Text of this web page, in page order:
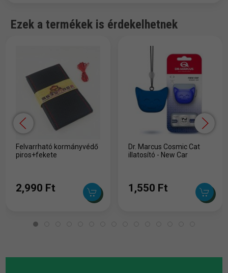
Ezek a termékek is érdekelhetnek
Felvarrható kormányvédő
piros+fekete
2,990 Ft
Dr. Marcus Cosmic Cat
illatosító - New Car
1,550 Ft